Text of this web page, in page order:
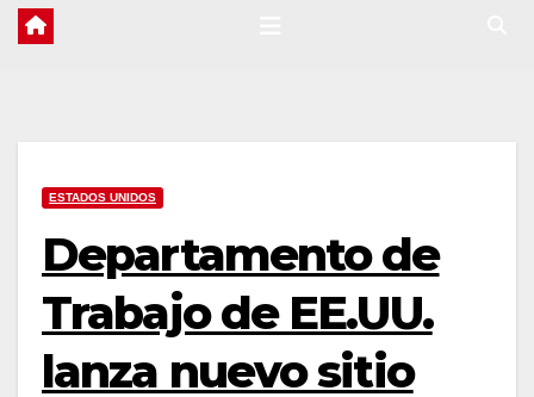
ESTADOS UNIDOS
Departamento de
Trabajo de EE.UU.
lanza nuevo sitio